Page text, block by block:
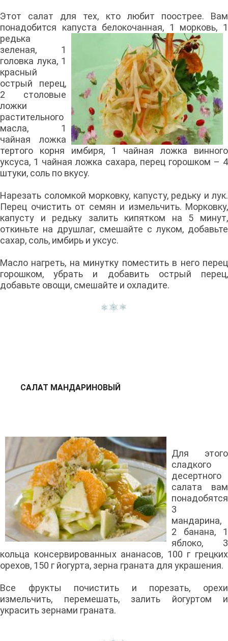
Этот салат для тех, кто любит поострее. Вам
понадобится капуста белокочанная, 1 морковь, 1
редька
зеленая, 1
головка лука, 1
красный
острый перец,
2 столовые
ложки
растительного
масла, 1
чайная ложка
тертого корня имбиря, 1 чайная ложка винного
уксуса, 1 чайная ложка сахара, перец горошком – 4
штуки, соль по вкусу.
Нарезать соломкой морковку, капусту, редьку и лук.
Перец очистить от семян и измельчить. Морковку,
капусту и редьку залить кипятком на 5 минут,
откиньте на друшлаг, смешайте с луком, добавьте
сахар, соль, имбирь и уксус.
Масло нагреть, на минутку поместить в него перец
горошком, убрать и добавить острый перец,
добавьте овощи, смешайте и охладите.
САЛАТ МАНДАРИНОВЫЙ
Для этого
сладкого
десертного
салата вам
понадобятся
3
мандарина,
2 банана, 1
яблоко, 3
кольца консервированных ананасов, 100 г грецких
орехов, 150 г йогурта, зерна граната для украшения.
Все фрукты почистить и порезать, орехи
измельчить, перемешать, залить йогуртом и
украсить зернами граната.